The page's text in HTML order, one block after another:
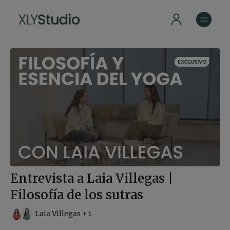
Entrevista a Laia Villegas |
Filosofía de los sutras
Laia Villegas + 1